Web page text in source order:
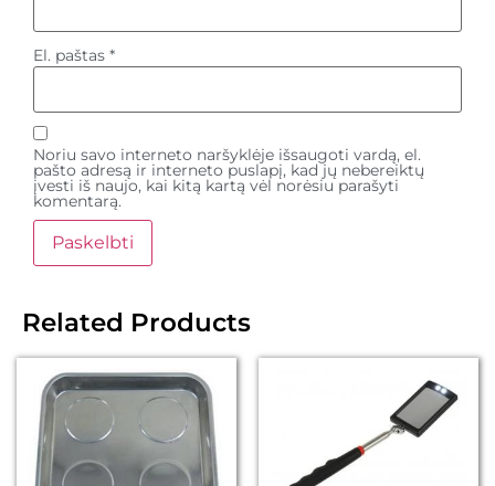
El. paštas *
Noriu savo interneto naršyklėje išsaugoti vardą, el.
pašto adresą ir interneto puslapį, kad jų nebereiktų
įvesti iš naujo, kai kitą kartą vėl norėsiu parašyti
komentarą.
Related Products